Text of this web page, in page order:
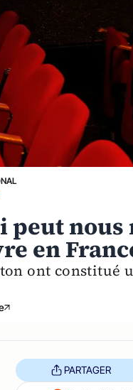
peut nous
en
ont constitué
PARTAGER